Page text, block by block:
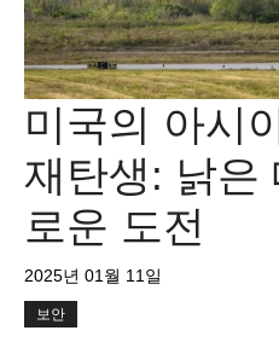
미국의 아시
재탄생: 낡은
로운 도전
2025년 01월 11일
보안